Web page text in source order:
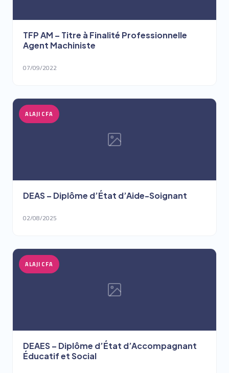
TFP AM – Titre à Finalité Professionnelle
Agent Machiniste
07/09/2022
ALAJI CFA
DEAS – Diplôme d’État d’Aide-Soignant
02/08/2025
ALAJI CFA
DEAES – Diplôme d’État d’Accompagnant
Éducatif et Social